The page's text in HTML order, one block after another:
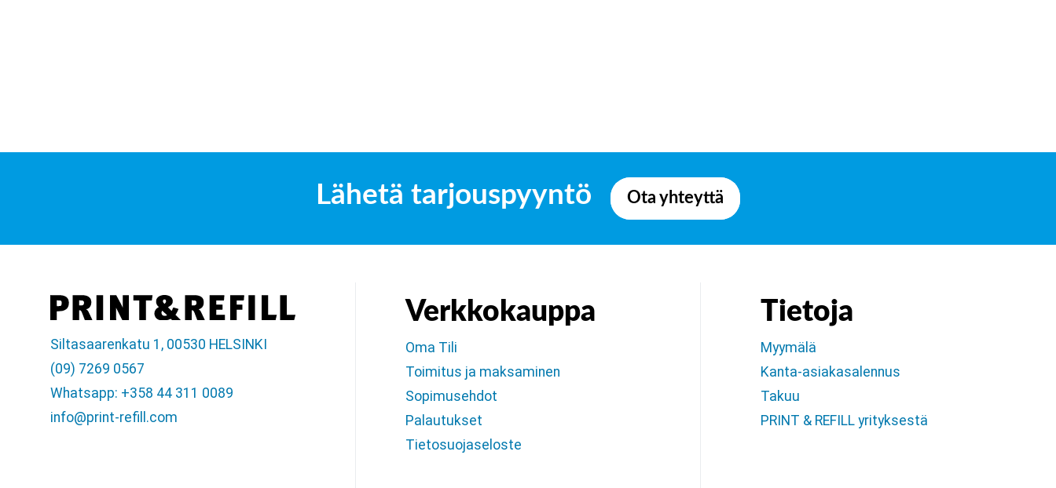
Lähetä tarjouspyyntö Ota yhteyttä
Siltasaarenkatu 1, 00530 HELSINKI
(09) 7269 0567
Whatsapp: +358 44 311 0089
info@print-refill.com
Verkkokauppa
Oma Tili
Toimitus ja maksaminen
Sopimusehdot
Palautukset
Tietosuojaseloste
Tietoja
Myymälä
Kanta-asiakasalennus
Takuu
PRINT & REFILL yrityksestä